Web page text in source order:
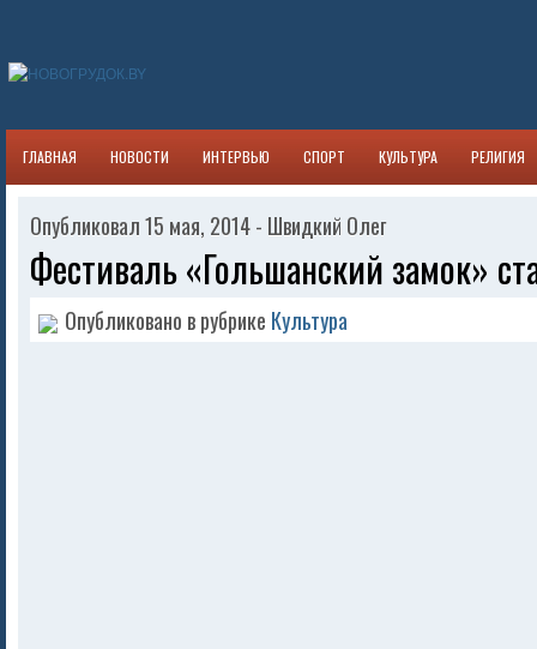
ГЛАВНАЯ НОВОСТИ ИНТЕРВЬЮ СПОРТ КУЛЬТУРА РЕЛИГИЯ
Опубликовал 15 мая, 2014 - Швидкий Олег
Фестиваль «Гольшанский замок»
Опубликовано в рубрике Культура